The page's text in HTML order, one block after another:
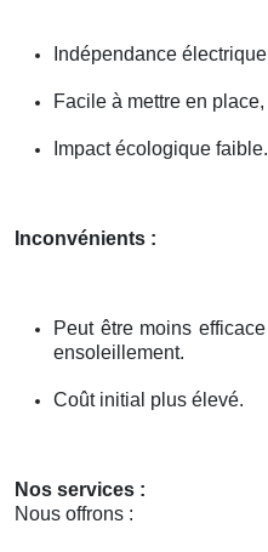
Indépendance
Facile à mettre en
Impact écologique faible.
Inconvénients :
Peut être moins
ensoleillement.
Coût initial plus élevé.
Nos services :
Nous offrons :